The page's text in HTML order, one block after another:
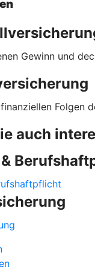
Gewinn und
Folgen
auch